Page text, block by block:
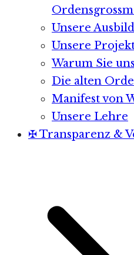
Unsere
Unsere
Warum Sie
Die alten
Manifest von
Unsere Lehre
✠ Transparenz &